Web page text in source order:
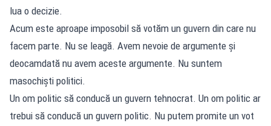
lua o decizie.
Acum este aproape imposobil să votăm un guvern din care nu
facem parte. Nu se leagă. Avem nevoie de argumente și
deocamdată nu avem aceste argumente. Nu suntem
masochiști politici.
Un om politic să conducă un guvern tehnocrat. Un om politic ar
trebui să conducă un guvern politic. Nu putem promite un vot